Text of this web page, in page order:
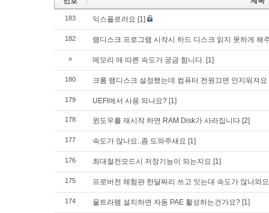
183 익스플로러요 [1]
182 램디스크 프로그램 시작시 하드 디스크 읽지 못하게 해
» 메모리 애 따른 속도가 궁금 함니다. [1]
180 크롬 램디스크 설정했는데 컴퓨터 전원끄면 안지워져요
179 UEFI에서 사용 되나요? [1]
178 윈도우를 재시작 하면 RAM Disk가 사라집니다 [2]
177 속도가 않나요..좀 도와주새요 [1]
176 최대절전모드시 저장기능이 되는지요 [1]
175 프로버전 체험판 한달짜리 쓰고 잇는대 속도가 않나와요
174 울트라램 설치하면 자동 PAE 활성하는건가요? [1]